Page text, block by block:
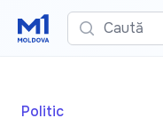
Caută
Politic